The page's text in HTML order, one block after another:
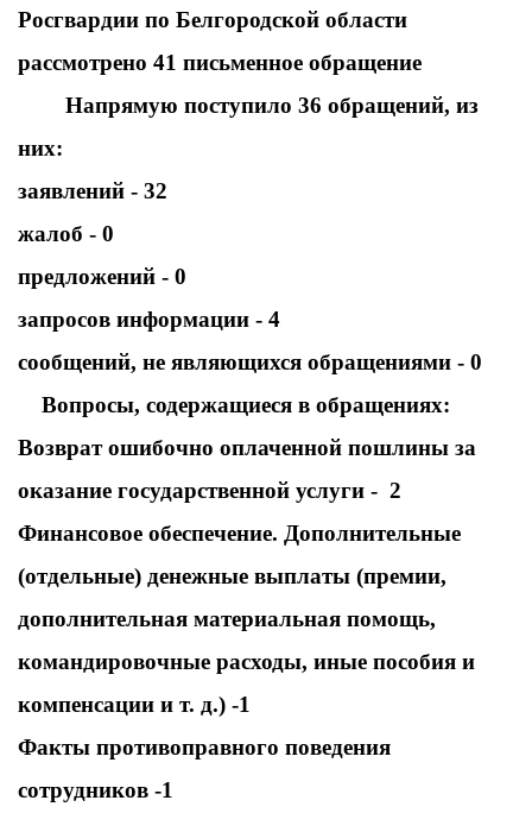
Росгвардии по Белгородской области
рассмотрено 41 письменное обращение
Напрямую поступило 36 обращений, из
них:
заявлений - 32
жалоб - 0
предложений - 0
запросов информации - 4
сообщений, не являющихся обращениями - 0
Вопросы, содержащиеся в обращениях:
Возврат ошибочно оплаченной пошлины за
оказание государственной услуги - 2
Финансовое обеспечение. Дополнительные
(отдельные) денежные выплаты (премии,
дополнительная материальная помощь,
командировочные расходы, иные пособия и
компенсации и т. д.) -1
Факты противоправного поведения
сотрудников -1